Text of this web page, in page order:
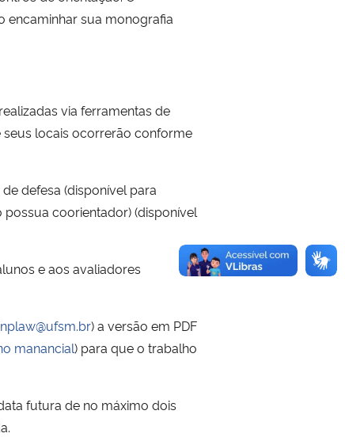
encaminhar sua monografia
via ferramentas de
seus locais ocorrerão conforme
de defesa (disponível para
coorientador) (disponível
e aos avaliadores
nplaw@ufsm.br) a versão em PDF
manancial) para que o trabalho
futura de no máximo dois